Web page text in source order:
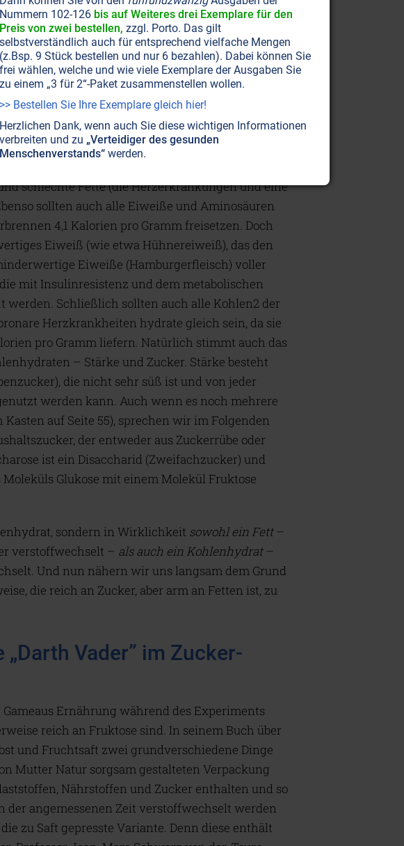
gibt es gleich mehrere Regulationsmechanismen,
nicht stirbt – für den Fall, dass einer
nicht wirklich einer Kalorie, weil der
Körper kontrolliert wird und andererseits von der
Kalorien abhängt.
Kalorie wäre, dann wären alle Fette gleich, da sie
pro Gramm freisetzen. Doch das sind sie
Eigenschaften, die beispielsweise
schlechte Fette (die Herzerkrankungen und eine
sollten auch alle Eiweiße und Aminosäuren
4,1 Kalorien pro Gramm freisetzen. Doch
Eiweiß (wie etwa Hühnereiweiß), das den
Eiweiße (Hamburgerfleisch) voller
mit Insulinresistenz und dem metabolischen
werden. Schließlich sollten auch alle Kohlen2 der
Herzkrankheiten hydrate gleich sein, da sie
pro Gramm liefern. Natürlich stimmt auch das
– Stärke und Zucker. Stärke besteht
die nicht sehr süß ist und von jeder
werden kann. Auch wenn es noch mehrere
auf Seite 55), sprechen wir im Folgenden
der entweder aus Zuckerrübe oder
ist ein Disaccharid (Zweifachzucker) und
Glukose mit einem Molekül Fruktose
sondern in Wirklichkeit sowohl ein Fett–
verstoffwechselt – als auch ein Kohlenhydrat–
Und nun nähern wir uns langsam dem Grund
die reich an Zucker, aber arm an Fetten ist, zu
Vader” im Zucker-
Ernährung während des Experiments
reich an Fruktose sind. In seinem Buch über
und Fruchtsaft zwei grundverschiedene Dinge
Mutter Natur sorgsam gestalteten Verpackung
Nährstoffen und Zucker enthalten und so
der angemessenen Zeit verstoffwechselt werden
zu Saft gepresste Variante. Denn diese enthält
Nummern 102-126 bis auf Weiteres drei Exemplare für den
Preis von zwei bestellen, zzgl. Porto. Das gilt
selbstverständlich auch für entsprechend vielfache Mengen
(z.Bsp. 9 Stück bestellen und nur 6 bezahlen). Dabei können Sie
frei wählen, welche und wie viele Exemplare der Ausgaben Sie
zu einem „3 für 2“-Paket zusammenstellen wollen.
>> Bestellen Sie Ihre Exemplare gleich hier!
Herzlichen Dank, wenn auch Sie diese wichtigen Informationen
verbreiten und zu „Verteidiger des gesunden
Menschenverstands“werden.